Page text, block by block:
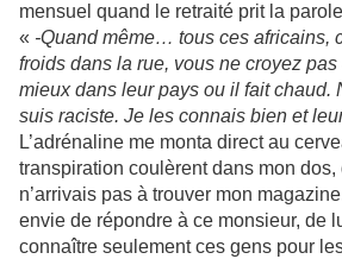
mensuel quand le retraité prit la
« -Quand même… tous ces africains,
froids dans la rue, vous ne croyez pas
mieux dans leur pays ou il fait chaud.
suis raciste. Je les connais bien et
L’adrénaline me monta direct au
transpiration coulèrent dans mon dos,
n’arrivais pas à trouver mon
envie de répondre à ce monsieur, de
connaître seulement ces gens pour